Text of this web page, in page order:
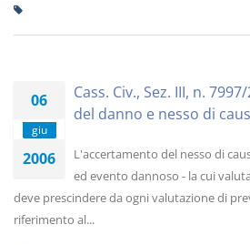
06
giu
2006
Cass. Civ., Sez. III, n.
del danno e nesso di
L'accertamento del nesso di
ed evento dannoso - la cui
deve prescindere da ogni valutazione di
riferimento al...